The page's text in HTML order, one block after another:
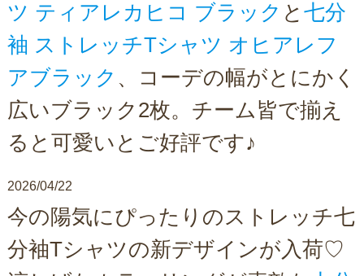
ツ ティアレカヒコ ブラック と 七分
袖 ストレッチTシャツ オヒアレフ
アブラック 、コーデの幅がとにかく
広いブラック2枚。チーム皆で揃え
ると可愛いとご好評です♪
2026/04/22
今の陽気にぴったりのストレッチ七
分袖Tシャツの新デザインが入荷♡